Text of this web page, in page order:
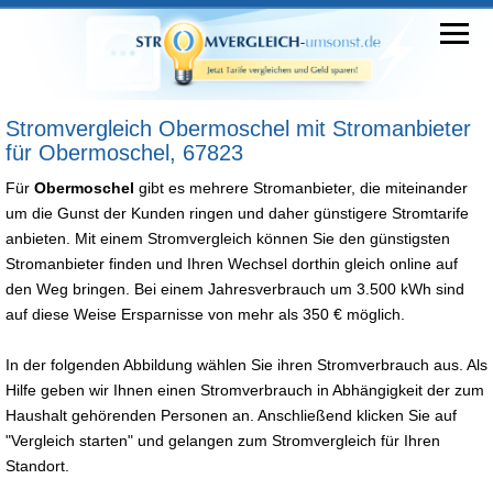
Stromvergleich Obermoschel mit Stromanbieter
für Obermoschel, 67823
Für Obermoschel gibt es mehrere Stromanbieter, die miteinander
um die Gunst der Kunden ringen und daher günstigere Stromtarife
anbieten. Mit einem Stromvergleich können Sie den günstigsten
Stromanbieter finden und Ihren Wechsel dorthin gleich online auf
den Weg bringen. Bei einem Jahresverbrauch um 3.500 kWh sind
auf diese Weise Ersparnisse von mehr als 350 € möglich.
In der folgenden Abbildung wählen Sie ihren Stromverbrauch aus. Als
Hilfe geben wir Ihnen einen Stromverbrauch in Abhängigkeit der zum
Haushalt gehörenden Personen an. Anschließend klicken Sie auf
"Vergleich starten" und gelangen zum Stromvergleich für Ihren
Standort.